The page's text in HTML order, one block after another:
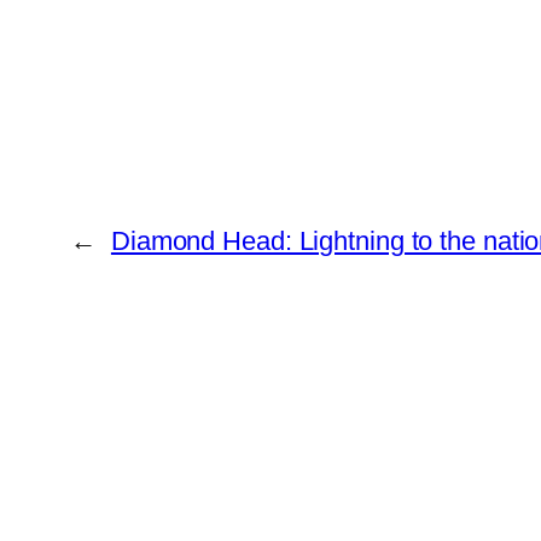
← Diamond Head: Lightning to the